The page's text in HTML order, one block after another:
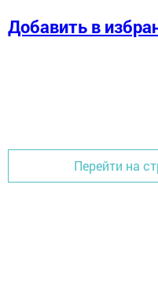
Добавить в
Перейти на